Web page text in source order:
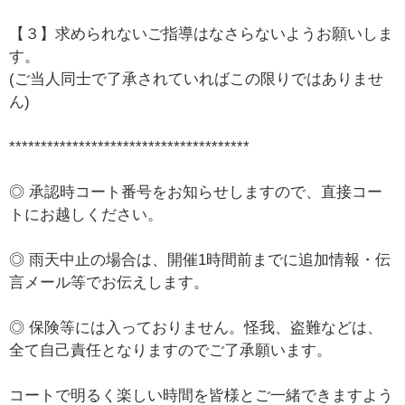
【３】求められないご指導はなさらないようお願いしま
す。
(ご当人同士で了承されていればこの限りではありませ
ん)
**************************************
◎ 承認時コート番号をお知らせしますので、直接コー
トにお越しください。
◎ 雨天中止の場合は、開催1時間前までに追加情報・伝
言メール等でお伝えします。
◎ 保険等には入っておりません。怪我、盗難などは、
全て自己責任となりますのでご了承願います。
コートで明るく楽しい時間を皆様とご一緒できますよう